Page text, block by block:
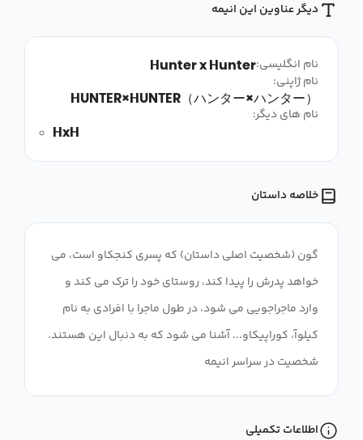
دیگر عناوین این انیمه
نام انگلیسی:Hunter x Hunter
نام ژاپنی:
HUNTER×HUNTER（ハンター×ハンター）
نام های دیگر:
HxH
خلاصه داستان
گون (شخصیت اصلی داستان) که پسری کنجکاو است، می
خواهد پدرش را پیدا کند، روستای خود را ترک می کند و
وارد ماجراجویی می شود، در طول ماجرا با افرادی به نام
کیلوآ، کوراپیکاو... آشنا می شود که به دنبال این هستند.
شخصیت در سراسر انیمه
اطلاعات تکمیلی